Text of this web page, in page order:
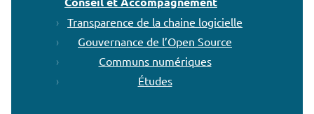
Transparence de la chaine logicielle
Gouvernance de l’Open Source
Communs numériques
Études